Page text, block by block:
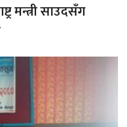
मन्त्री साउदसँग